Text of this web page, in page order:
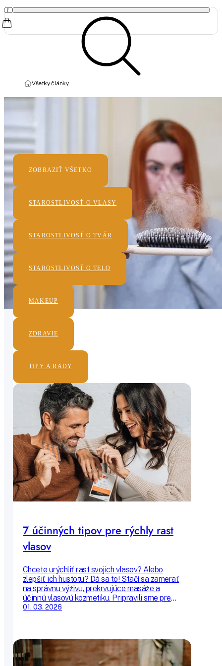
Všetky články
Kategórie
ZOBRAZIŤ VŠETKO
STAROSTLIVOSŤ O VLASY
STAROSTLIVOSŤ O TVÁR
STAROSTLIVOSŤ O TELO
MAKEUP
ZDRAVIE
TIPY A RADY
Názov sekcie
7 účinných tipov pre rýchly rast
vlasov
Chcete urýchliť rast svojich vlasov? Alebo
zlepšiť ich hustotu? Dá sa to! Stačí sa zamerať
na správnu výživu, prekrvujúce masáže a
účinnú vlasovú kozmetiku. Pripravili sme pre
vás 7 osvedčených tipov, ktoré môžu urýchliť
môžete tešiť z výsledkov.
01. 03. 2026